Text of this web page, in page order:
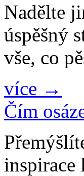
Nadělte
úspěšný
vše, co
více →
Čím
inspirace